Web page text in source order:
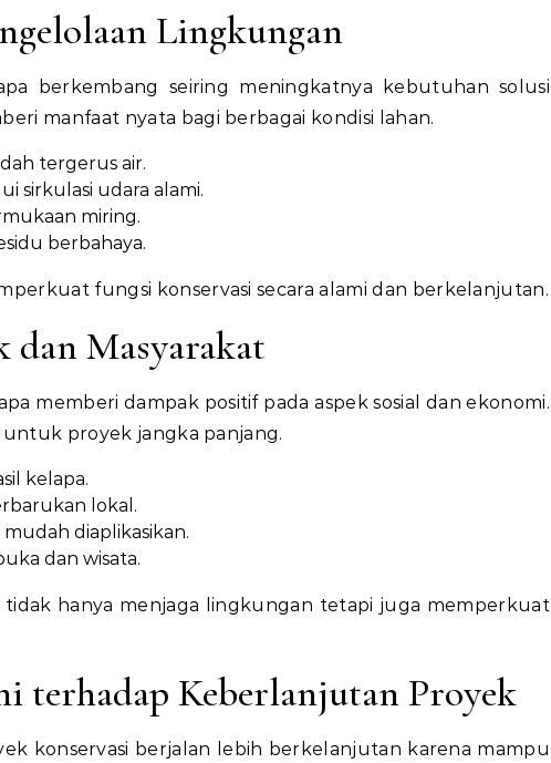
Lingkungan
berkembang seiring meningkatnya kebutuhan solusi
manfaat nyata bagi berbagai kondisi lahan.
tergerus air.
sirkulasi udara alami.
miring.
berbahaya.
fungsi konservasi secara alami dan berkelanjutan.
dan Masyarakat
memberi dampak positif pada aspek sosial dan ekonomi.
proyek jangka panjang.
kelapa.
lokal.
diaplikasikan.
dan wisata.
hanya menjaga lingkungan tetapi juga memperkuat
Keberlanjutan Proyek
konservasi berjalan lebih berkelanjutan karena mampu